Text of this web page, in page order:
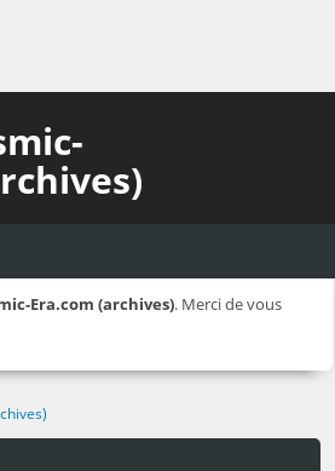
Era.com (archives). Merci de vous